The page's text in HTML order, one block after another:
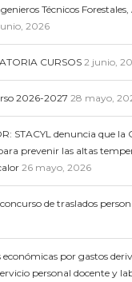
Técnicos
2026
CURSOS 2 junio,
2026-2027 28 mayo,
STACYL denuncia que la
prevenir las altas
26 mayo, 2026
de traslados
por gastos
personal docente y